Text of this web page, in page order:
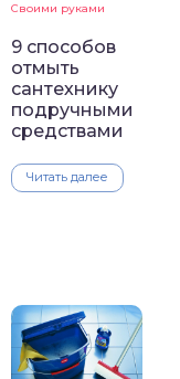
Своими руками
9 способов
отмыть
сантехнику
подручными
средствами
Читать далее